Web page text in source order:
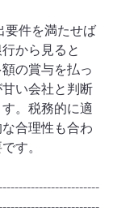
要件を満たせば
から見ると
額の賞与を払っ
い会社と判断
。税務的に適
合理性も合わ
す。